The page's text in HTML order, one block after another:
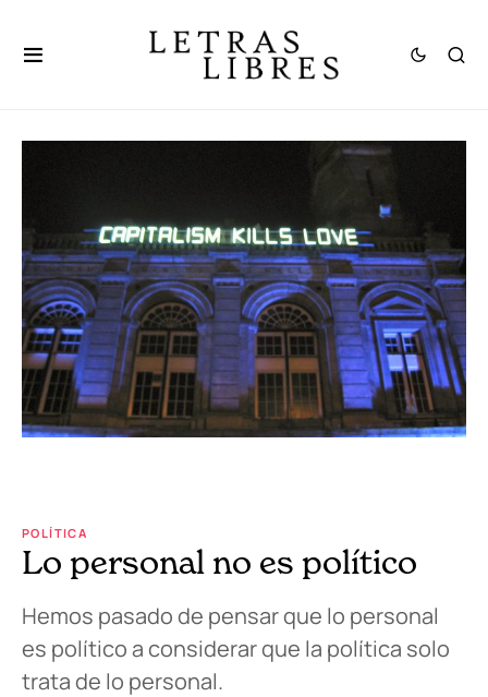
POLÍTICA
Lo personal no es político
Hemos pasado de pensar que lo personal
es político a considerar que la política solo
trata de lo personal.